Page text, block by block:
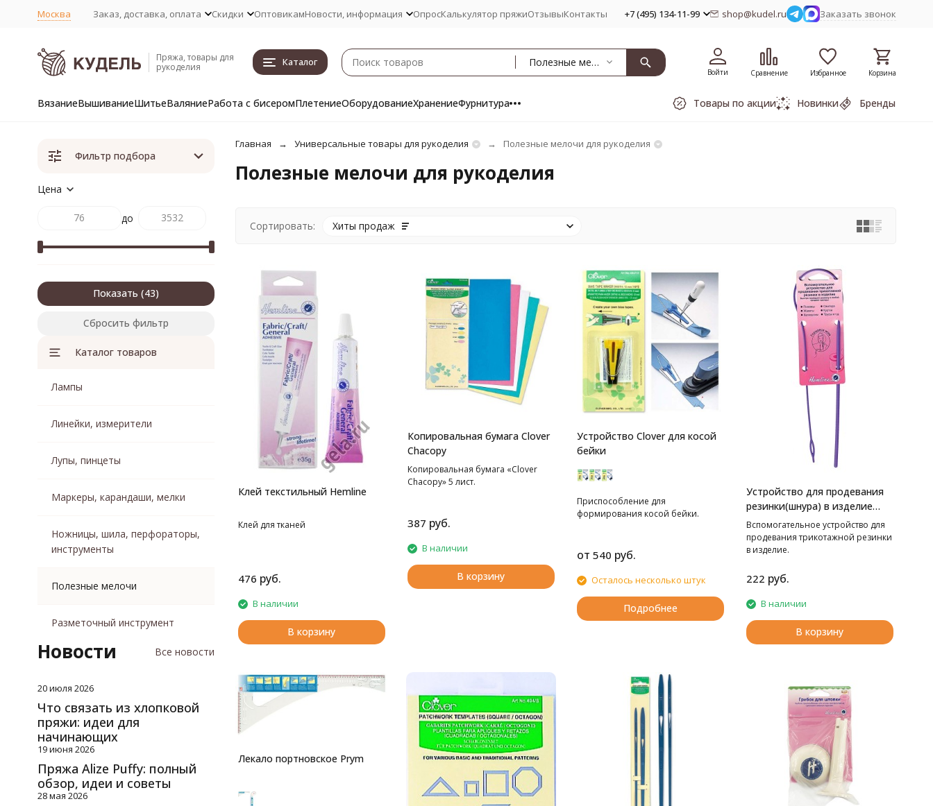
Москва Заказ, доставка, оплата Скидки ОптовикамНовости, информация ОпросКалькулятор пряжиОтзывыКонтакты +7 (495) 134-11-99 shop@kudel.ru Заказать звонок
Пряжа, товары для
рукоделия
Каталог Полезные мелочи
Войти Сравнение Избранное Корзина
ВязаниеВышиваниеШитьеВаляниеРабота с бисеромПлетениеОборудованиеХранениеФурнитура Товары по акции Новинки Бренды
Главная Универсальные товары для рукоделия Полезные мелочи для рукоделия
Полезные мелочи для рукоделия
Сортировать: Хиты продаж
Клей текстильный Hemline
Клей для тканей
476 руб.
В наличии
В корзину
Копировальная бумага Clover
Chacopy
Копировальная бумага «Clover
Chacopy» 5 лист.
387 руб.
В наличии
В корзину
Устройство Clover для косой
бейки
Приспособление для
формирования косой бейки.
от 540 руб.
Осталось несколько штук
Подробнее
Устройство для продевания
резинки(шнура) в изделие
Hemline
Вспомогательное устройство для
продевания трикотажной резинки
в изделие.
222 руб.
В наличии
В корзину
Лекало портновское Prym
Фильтр подбора
Цена
до
Показать
Сбросить фильтр
Каталог товаров
Лампы
Линейки, измерители
Лупы, пинцеты
Маркеры, карандаши, мелки
Ножницы, шила, перфораторы,
инструменты
Полезные мелочи
Разметочный инструмент
Новости Все новости
20 июля 2026
Что связать из хлопковой
пряжи: идеи для
начинающих
19 июня 2026
Пряжа Alize Puffy: полный
обзор, идеи и советы
28 мая 2026